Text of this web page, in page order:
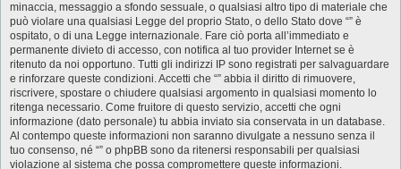
minaccia, messaggio a sfondo sessuale, o qualsiasi altro tipo di materiale che
può violare una qualsiasi Legge del proprio Stato, o dello Stato dove “” è
ospitato, o di una Legge internazionale. Fare ciò porta all’immediato e
permanente divieto di accesso, con notifica al tuo provider Internet se è
ritenuto da noi opportuno. Tutti gli indirizzi IP sono registrati per salvaguardare
e rinforzare queste condizioni. Accetti che “” abbia il diritto di rimuovere,
riscrivere, spostare o chiudere qualsiasi argomento in qualsiasi momento lo
ritenga necessario. Come fruitore di questo servizio, accetti che ogni
informazione (dato personale) tu abbia inviato sia conservata in un database.
Al contempo queste informazioni non saranno divulgate a nessuno senza il
tuo consenso, né “” o phpBB sono da ritenersi responsabili per qualsiasi
violazione al sistema che possa compromettere queste informazioni.